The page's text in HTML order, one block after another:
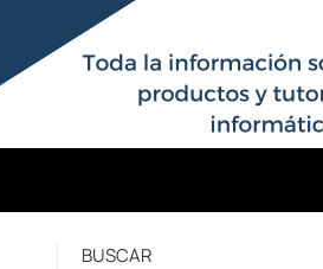
BUSCAR